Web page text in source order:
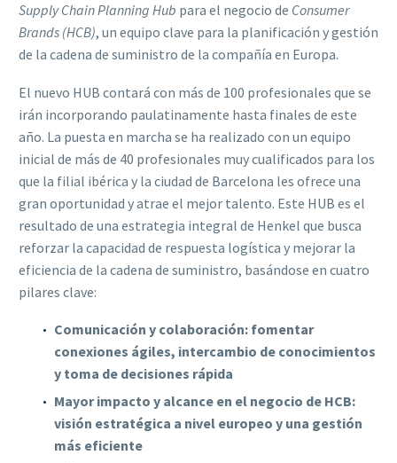
Supply Chain Planning Hub para el negocio de Consumer
Brands (HCB), un equipo clave para la planificación y gestión
de la cadena de suministro de la compañía en Europa.
El nuevo HUB contará con más de 100 profesionales que se
irán incorporando paulatinamente hasta finales de este
año. La puesta en marcha se ha realizado con un equipo
inicial de más de 40 profesionales muy cualificados para los
que la filial ibérica y la ciudad de Barcelona les ofrece una
gran oportunidad y atrae el mejor talento. Este HUB es el
resultado de una estrategia integral de Henkel que busca
reforzar la capacidad de respuesta logística y mejorar la
eficiencia de la cadena de suministro, basándose en cuatro
pilares clave:
Comunicación y colaboración: fomentar
conexiones ágiles, intercambio de conocimientos
y toma de decisiones rápida
Mayor impacto y alcance en el negocio de HCB:
visión estratégica a nivel europeo y una gestión
más eficiente